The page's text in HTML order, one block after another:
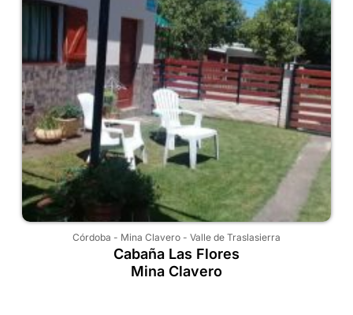
Córdoba - Mina Clavero - Valle de Traslasierra
Cabaña Las Flores
Mina Clavero